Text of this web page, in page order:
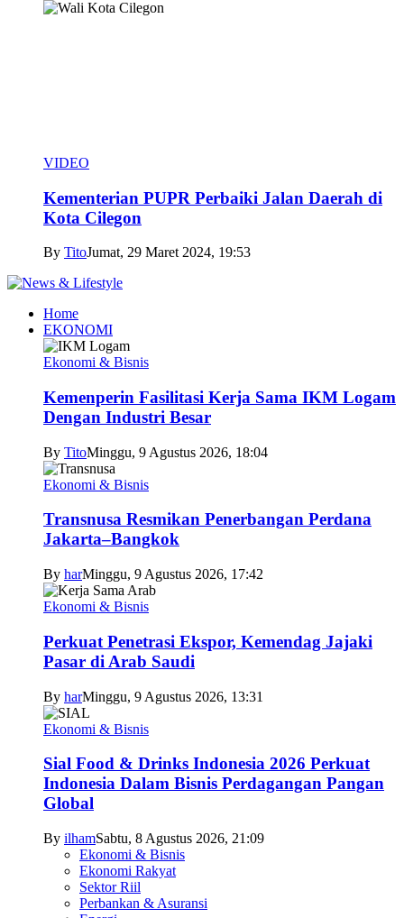
VIDEO
Kementerian PUPR Perbaiki Jalan Daerah di
Kota Cilegon
By TitoJumat, 29 Maret 2024, 19:53
Home
EKONOMI
Ekonomi & Bisnis
Kemenperin Fasilitasi Kerja Sama IKM Logam
Dengan Industri Besar
By TitoMinggu, 9 Agustus 2026, 18:04
Ekonomi & Bisnis
Transnusa Resmikan Penerbangan Perdana
Jakarta–Bangkok
By harMinggu, 9 Agustus 2026, 17:42
Ekonomi & Bisnis
Perkuat Penetrasi Ekspor, Kemendag Jajaki
Pasar di Arab Saudi
By harMinggu, 9 Agustus 2026, 13:31
Ekonomi & Bisnis
Sial Food & Drinks Indonesia 2026 Perkuat
Indonesia Dalam Bisnis Perdagangan Pangan
Global
By ilhamSabtu, 8 Agustus 2026, 21:09
Ekonomi & Bisnis
Ekonomi Rakyat
Sektor Riil
Perbankan & Asuransi